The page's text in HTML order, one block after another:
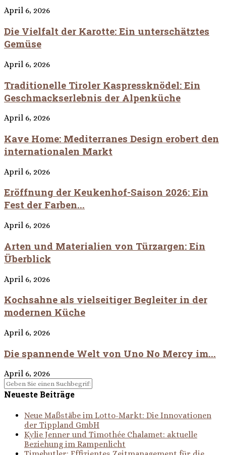
April 6, 2026
Die Vielfalt der Karotte: Ein unterschätztes
Gemüse
April 6, 2026
Traditionelle Tiroler Kaspressknödel: Ein
Geschmackserlebnis der Alpenküche
April 6, 2026
Kave Home: Mediterranes Design erobert den
internationalen Markt
April 6, 2026
Eröffnung der Keukenhof-Saison 2026: Ein
Fest der Farben...
April 6, 2026
Arten und Materialien von Türzargen: Ein
Überblick
April 6, 2026
Kochsahne als vielseitiger Begleiter in der
modernen Küche
April 6, 2026
Die spannende Welt von Uno No Mercy im...
April 6, 2026
Neueste Beiträge
Neue Maßstäbe im Lotto-Markt: Die Innovationen
der Tippland GmbH
Kylie Jenner und Timothée Chalamet: aktuelle
Beziehung im Rampenlicht